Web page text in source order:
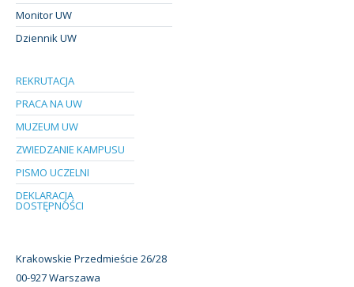
Monitor UW
Dziennik UW
REKRUTACJA
PRACA NA UW
MUZEUM UW
ZWIEDZANIE KAMPUSU
PISMO UCZELNI
DEKLARACJA
DOSTĘPNOŚCI
Krakowskie Przedmieście 26/28
00-927 Warszawa